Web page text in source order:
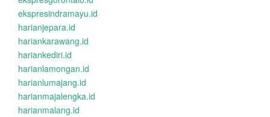
ekspresindramayu.id
harianjepara.id
hariankarawang.id
hariankediri.id
harianlamongan.id
harianlumajang.id
harianmajalengka.id
harianmalang.id